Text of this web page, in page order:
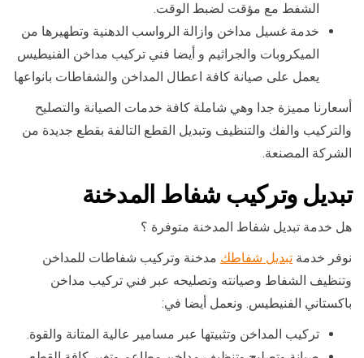
الشفط مع مؤقت لضبط الوقت.
خدمة غسيل مداخن وازالة الرواسب الدهنية وتطهيرها من
الميكروبات والجراثيم و أيضا فني تركيب مداخن الفنيطيس
يعمل على صيانة كافة اعطال المداخن والشفاطات بانواعها
أسعارنا مميزة جدا وهي شاملة كافة خدمات الصيانة والتصليح
والتركيب والفك والتنظيف وتبديل القطع التالفة بقطع جديدة من
الشركة المصنعة.
تبديل وتركيب شفاط المدخنة
هل خدمة تبديل شفاط المدخنة متوفرة ؟
نوفر خدمة تبديل شفاطك مدخنة وتركيب شفاطات للمداخن
وتنظيف الشفاط وصيانته وتصليحه عبر فني تركيب مداخن
باكستاني الفنيطيس. ونعمل أيضا في:
تركيب المداخن وتثبيتها عبر مسامير عالية المتانة والقوة.